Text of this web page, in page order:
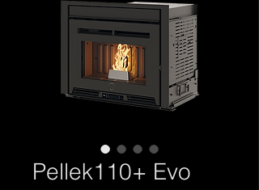
Pellek110+ Evo